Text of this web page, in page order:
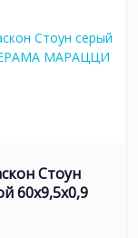
Стоун
60x9,5x0,9